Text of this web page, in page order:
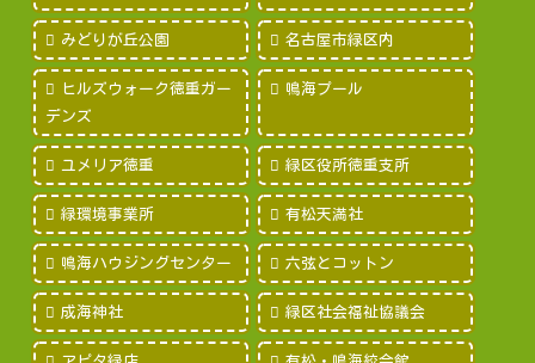
みどりが丘公園 名古屋市緑区内
ヒルズウォーク徳重ガー
デンズ
鳴海プール
ユメリア徳重 緑区役所徳重支所
緑環境事業所 有松天満社
鳴海ハウジングセンター 六弦とコットン
成海神社 緑区社会福祉協議会